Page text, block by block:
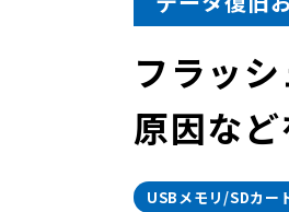
フラッ
原因な
USBメモリ/SDカー